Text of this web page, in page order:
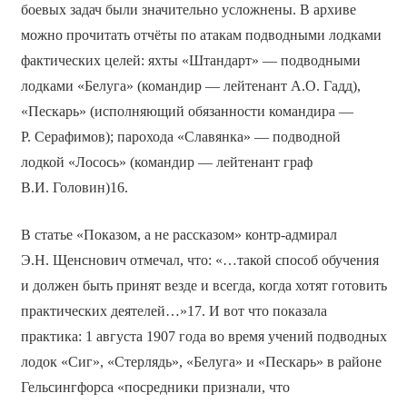
боевых задач были значительно усложнены. В архиве
можно прочитать отчёты по атакам подводными лодками
фактических целей: яхты «Штандарт» — подводными
лодками «Белуга» (командир — лейтенант А.О. Гадд),
«Пескарь» (исполняющий обязанности командира —
Р. Серафимов); парохода «Славянка» — подводной
лодкой «Лосось» (командир — лейтенант граф
В.И. Головин)16.
В статье «Показом, а не рассказом» контр-адмирал
Э.Н. Щенснович отмечал, что: «…такой способ обучения
и должен быть принят везде и всегда, когда хотят готовить
практических деятелей…»17. И вот что показала
практика: 1 августа 1907 года во время учений подводных
лодок «Сиг», «Стерлядь», «Белуга» и «Пескарь» в районе
Гельсингфорса «посредники признали, что